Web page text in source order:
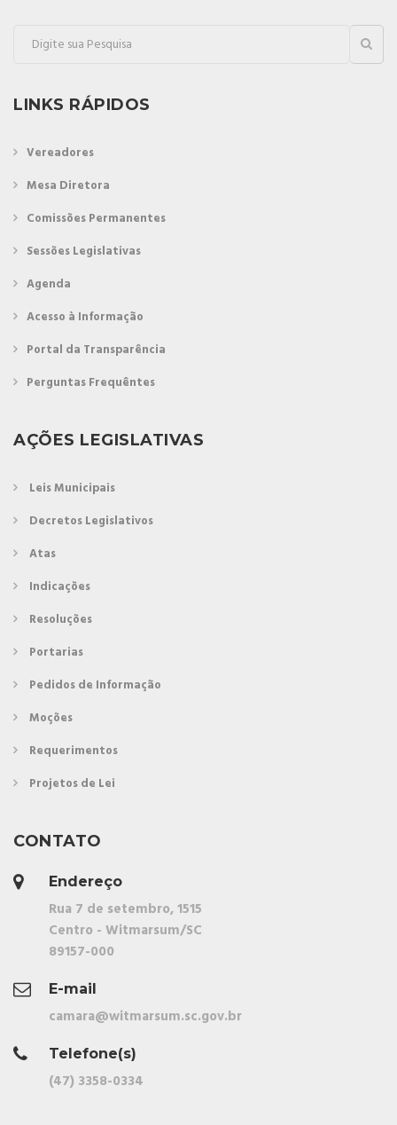
LINKS RÁPIDOS
Vereadores
Mesa Diretora
Comissões Permanentes
Sessões Legislativas
Agenda
Acesso à Informação
Portal da Transparência
Perguntas Frequêntes
AÇÕES LEGISLATIVAS
Leis Municipais
Decretos Legislativos
Atas
Indicações
Resoluções
Portarias
Pedidos de Informação
Moções
Requerimentos
Projetos de Lei
CONTATO
Endereço
Rua 7 de setembro, 1515
Centro - Witmarsum/SC
89157-000
E-mail
camara@witmarsum.sc.gov.br
Telefone(s)
(47) 3358-0334